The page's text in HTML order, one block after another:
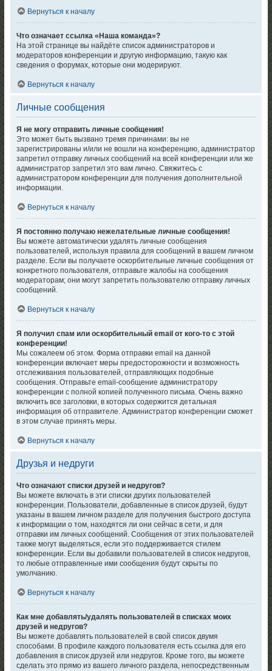
Вернуться к началу
Что означает ссылка «Наша команда»?
На этой странице вы найдёте список администраторов и
модераторов конференции и другую информацию, такую как
сведения о форумах, которые они модерируют.
Вернуться к началу
Личные сообщения
Я не могу отправить личные сообщения!
Это может быть вызвано тремя причинами: вы не
зарегистрированы и/или не вошли на конференцию, администратор
запретил отправку личных сообщений на всей конференции или же
администратор запретил это вам лично. Свяжитесь с
администратором конференции для получения дополнительной
информации.
Вернуться к началу
Я постоянно получаю нежелательные личные сообщения!
Вы можете автоматически удалять личные сообщения
пользователей, используя правила для сообщений в вашем личном
разделе. Если вы получаете оскорбительные личные сообщения от
конкретного пользователя, отправьте жалобы на сообщения
модераторам; они могут запретить пользователю отправку личных
сообщений.
Вернуться к началу
Я получил спам или оскорбительный email от кого-то с этой
конференции!
Мы сожалеем об этом. Форма отправки email на данной
конференции включает меры предосторожности и возможность
отслеживания пользователей, отправляющих подобные
сообщения. Отправьте email-сообщение администратору
конференции с полной копией полученного письма. Очень важно
включить все заголовки, в которых содержится детальная
информация об отправителе. Администратор конференции сможет
в этом случае принять меры.
Вернуться к началу
Друзья и недруги
Что означают списки друзей и недругов?
Вы можете включать в эти списки других пользователей
конференции. Пользователи, добавленные в список друзей, будут
указаны в вашем личном разделе для получения быстрого доступа
к информации о том, находятся ли они сейчас в сети, и для
отправки им личных сообщений. Сообщения от этих пользователей
также могут выделяться, если это поддерживается стилем
конференции. Если вы добавили пользователей в список недругов,
то любые отправленные ими сообщения будут скрыты по
умолчанию.
Вернуться к началу
Как мне добавлять/удалять пользователей в списках моих
друзей и недругов?
Вы можете добавлять пользователей в свой список двумя
способами. В профиле каждого пользователя есть ссылка для его
добавления в список друзей или недругов. Кроме того, вы можете
сделать это прямо из вашего личного раздела, непосредственным